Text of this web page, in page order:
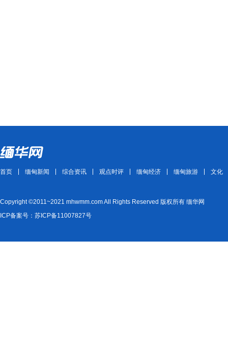
首页 缅甸新闻 综合资讯 观点时评 缅甸经济 缅甸旅游 文化
Copyright ©2011~2021 mhwmm.com All Rights Reserved 版权所有 缅华网
ICP备案号：苏ICP备11007827号